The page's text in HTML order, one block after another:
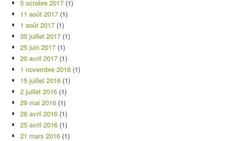
5 octobre 2017 (1)
11 août 2017 (1)
1 août 2017 (1)
30 juillet 2017 (1)
25 juin 2017 (1)
20 avril 2017 (1)
1 novembre 2016 (1)
15 juillet 2016 (1)
2 juillet 2016 (1)
29 mai 2016 (1)
26 avril 2016 (1)
25 avril 2016 (1)
21 mars 2016 (1)